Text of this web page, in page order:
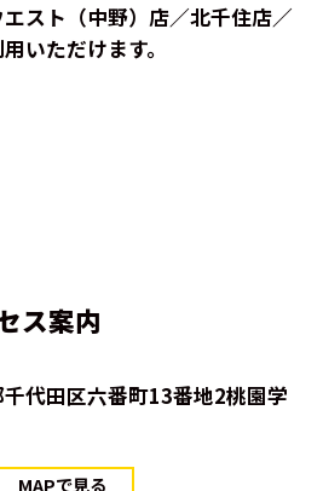
スト（中野）店／北千住店／
いただけます。
ス案内
代田区六番町13番地2桃園学
MAPで見る